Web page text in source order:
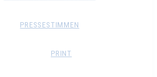
PRESSESTIMMEN
PRINT